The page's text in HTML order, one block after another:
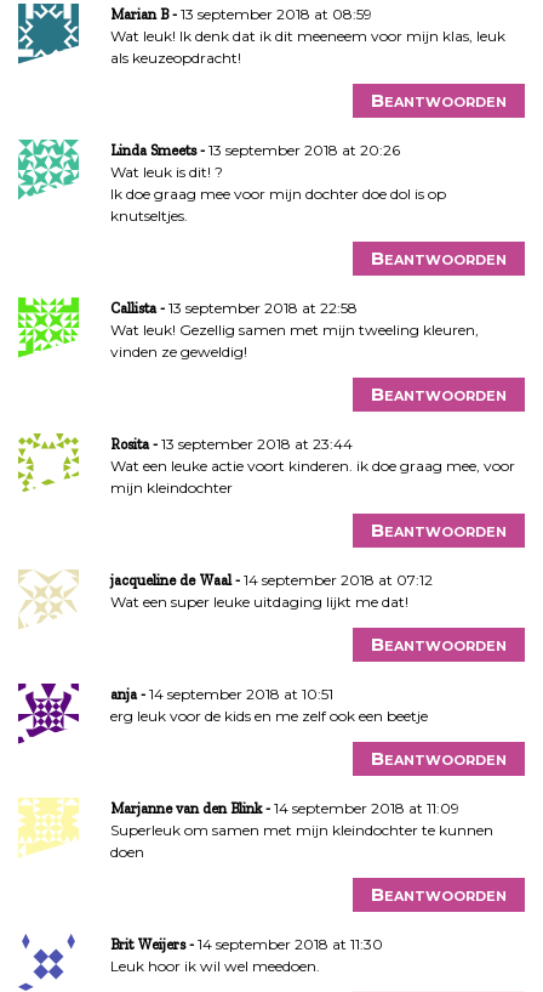
Marian B
13 september 2018 at 08:59
Wat leuk! Ik denk dat ik dit meeneem voor mijn klas, leuk
als keuzeopdracht!
Beantwoorden
Linda Smeets
13 september 2018 at 20:26
Wat leuk is dit! ?
Ik doe graag mee voor mijn dochter doe dol is op
knutseltjes.
Beantwoorden
Callista
13 september 2018 at 22:58
Wat leuk! Gezellig samen met mijn tweeling kleuren,
vinden ze geweldig!
Beantwoorden
Rosita
13 september 2018 at 23:44
Wat een leuke actie voort kinderen. ik doe graag mee, voor
mijn kleindochter
Beantwoorden
jacqueline de Waal
14 september 2018 at 07:12
Wat een super leuke uitdaging lijkt me dat!
Beantwoorden
anja
14 september 2018 at 10:51
erg leuk voor de kids en me zelf ook een beetje
Beantwoorden
Marjanne van den Blink
14 september 2018 at 11:09
Superleuk om samen met mijn kleindochter te kunnen
doen
Beantwoorden
Brit Weijers
14 september 2018 at 11:30
Leuk hoor ik wil wel meedoen.